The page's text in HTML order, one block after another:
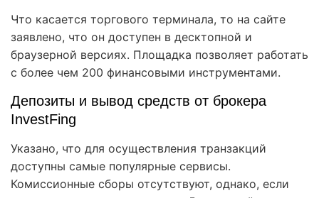
Что касается торгового терминала, то на сайте
заявлено, что он доступен в десктопной и
браузерной версиях. Площадка позволяет работать
с более чем 200 финансовыми инструментами.
Депозиты и вывод средств от брокера
InvestFing
Указано, что для осуществления транзакций
доступны самые популярные сервисы.
Комиссионные сборы отсутствуют, однако, если